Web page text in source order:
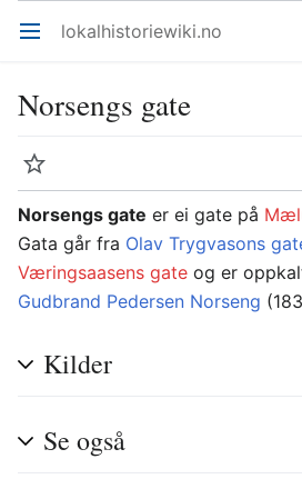
Åpne hovedmenyen lokalhistoriewiki.no
Norsengs gate
Overvåk
Norsengs gate er ei gate på
Gata går fra Olav Trygvasons
Væringsaasens gate og er
Gudbrand Pedersen Norseng
Kilder
Se også